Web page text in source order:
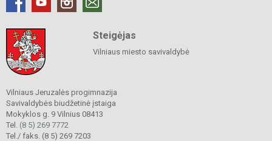
Steigėjas
Vilniaus miesto savivaldybė
Vilniaus Jeruzalės progimnazija
Savivaldybės biudžetinė įstaiga
Mokyklos g. 9 Vilnius 08413
Tel. (8 5) 269 7772
Tel./ faks. (8 5) 269 7203